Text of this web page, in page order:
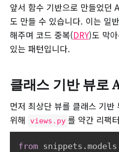
앞서 함수 기반으로 만들었던
도 만들 수 있습니다. 이는 일
해주며 코드 중복(DRY)도 막
있는 패턴입니다.
클래스 기반 뷰로
먼저 최상단 뷰를 클래스 기반
위해
views.py 를 약간 리팩
from snippets . models